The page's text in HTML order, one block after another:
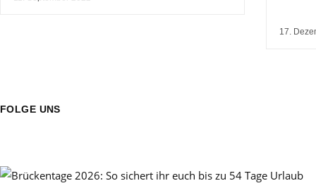
17.
FOLGE UNS